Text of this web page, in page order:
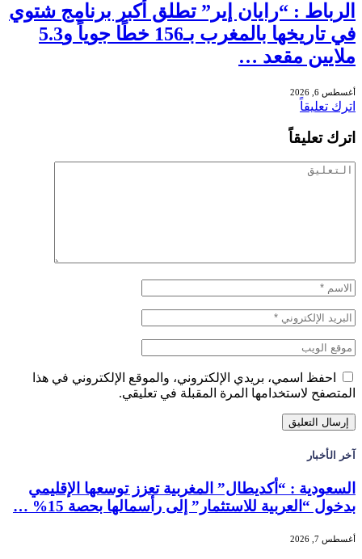
الرباط : “رايان إير” تطلق أكبر برنامج شتوي
في تاريخها بالمغرب بـ156 خطًا جوياً و5.3
ملايين مقعد …
أغسطس 6, 2026
اترك تعليقاً
اترك تعليقاً
احفظ اسمي، بريدي الإلكتروني، والموقع الإلكتروني في هذا
المتصفح لاستخدامها المرة المقبلة في تعليقي.
آخر الأخبار
السعودية : “أكديطال” المغربية تعزز توسعها الإقليمي
بدخول “العربية للاستثمار” إلى رأسمالها بحصة 15% …
أغسطس 7, 2026